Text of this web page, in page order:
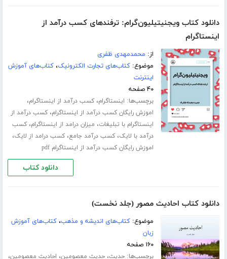
دانلود کتاب ویجنیتیلیون‌گرام: ترفندهای کسب درآمد از
اینستاگرام
از: محمدمهدی ظفری
موضوع:کتاب‌های تجارت الکترونیک،کتاب‌های آموزش
اینترنت
۴۰ صفحه
برچسب‌ها: اینستاگرام،کسب درآمد از اینستاگرام،
اموزش رایگان کسب درآمد از اینستاگرام،کسب درآمد از
اینستاگرام با تبلیغات، میزان درامد از اینستاگرام،کسب
درآمد با لایک،کسب درآمد جامع،کسب درامد از لایک،
اموزش رایگان کسب درآمد از اینستاگرام pdf
دانلود کتاب
دانلود کتاب احادیث مصور (جلد نخست)
موضوع:کتاب‌های اندیشه و مذهب،کتاب‌های آموزش
زبان
۱۶۰ صفحه
برچسب‌ها:حدیث،حدیث معصومین، احادیث معصومین،